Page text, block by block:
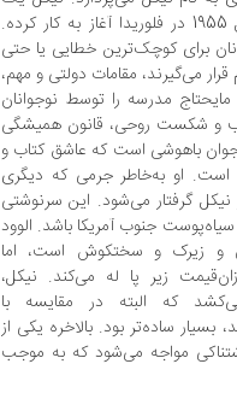
کانون اصلاح و تربیت پسرانه است که در سال 1955 در فلوریدا آغاز به کار کرده.
برای کوچک‌ترین خطایی یا حتی
می‌گیرند، مقامات دولتی و مهم،
مدرسه را توسط نوجوانان
و شکست روحی، قانون همیشگی
باهوشی است که عاشق کتاب و
است. او به‌خاطر جرمی که دیگری
گرفتار می‌شود. این سرنوشتی
جنوب آمریکا باشد. الوود
و زیرک و سختکوش است، اما
زیر پا له می‌کند. نیکل،
که البته در مقایسه با
ساده‌تر بود. بالاخره یکی از
مواجه می‌شود که به موجب